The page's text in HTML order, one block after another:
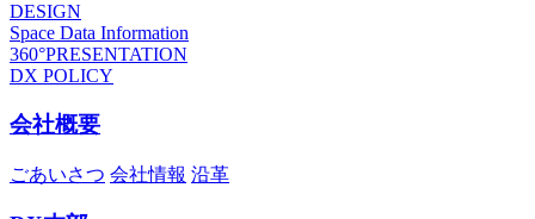
DESIGN
Space Data Information
360°PRESENTATION
DX POLICY
会社概要
ごあいさつ 会社情報 沿革